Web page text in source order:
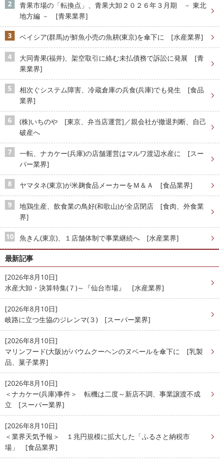
青果市場の「転換点」、青果大卸２０２６年３月期 － 東北
地方編 － [青果業界]
ベイシア(群馬)が鮮魚小売の魚耕(東京)を傘下に [水産業界]
大同青果(福井)、架空取引に絡む未払債務で訴訟に発展 [青
果業界]
相次ぐシステム障害、冷蔵倉庫の兵食(兵庫)でも発生 [食品
業界]
(株)いちのや [東京、弁当店運営]／親会社が撤退判断、自己
破産へ
一転、ナカケー(兵庫)の店舗運営はマルワ渡辺水産に [スー
パー業界]
ヤマタネ(東京)が米麹食品メーカーをＭ＆Ａ [食品業界]
地鶏生産、飲食業の鳥好(和歌山)が全店閉店 [食肉、外食業
界]
魚きん(東京)、１店舗体制で事業継続へ [水産業界]
最新記事
[2026年8月10日]
水産大卸・決算特集(７)～『仙台市場』 [水産業界]
[2026年8月10日]
岐路に立つ生協のジレンマ(３) [スーパー業界]
[2026年8月10日]
マリンフード(大阪)がバウムクーヘンのヌベールを傘下に [乳製
品、菓子業界]
[2026年8月10日]
＜ナカケー(兵庫)事件＞ 転機は二度～新店不調、事業譲渡不成
立 [スーパー業界]
[2026年8月10日]
＜業界天気予報＞ １兆円規模に拡大した「ふるさと納税市
場」 [食品業界]